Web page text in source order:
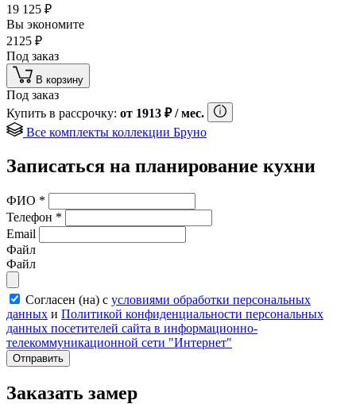
19 125 ₽
Вы экономите
2125 ₽
Под заказ
В корзину
Под заказ
Купить в рассрочку: от 1913 ₽/ мес.
Все комплекты коллекции Бруно
Записаться на планирование кухни
ФИО *
Телефон *
Email
Файл
Файл
Согласен (на) с условиями обработки персональных
данных и Политикой конфиденциальности персональных
данных посетителей сайта в информационно-
телекоммуникационной сети "Интернет"
Отправить
Заказать замер